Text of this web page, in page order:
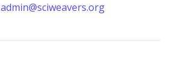
admin@sciweavers.org